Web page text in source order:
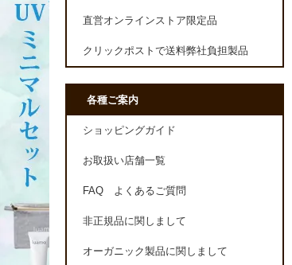
直営オンラインストア限定品
クリックポストで送料弊社負担製品
各種ご案内
ショッピングガイド
お取扱い店舗一覧
FAQ よくあるご質問
非正規品に関しまして
オーガニック製品に関しまして